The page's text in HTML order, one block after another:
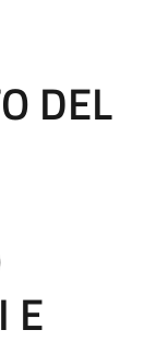
DEL
E